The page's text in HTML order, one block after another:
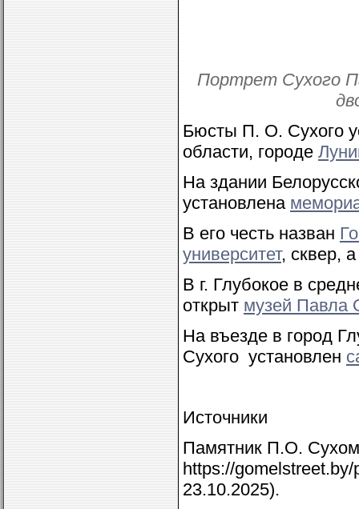
Портрет Сухого
Бюсты П. О. Сухого
области, городе
На здании
установлена
В его честь назван
университет, сквер,
В г. Глубокое в
открыт музей Павла
На въезде в город
Сухого установлен
Источники
Памятник П.О.
https://
23.10.2025).